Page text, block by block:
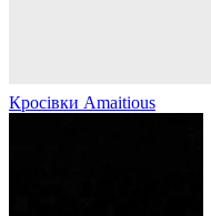
Кросівки Amaitious